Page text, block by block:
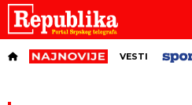
VESTI